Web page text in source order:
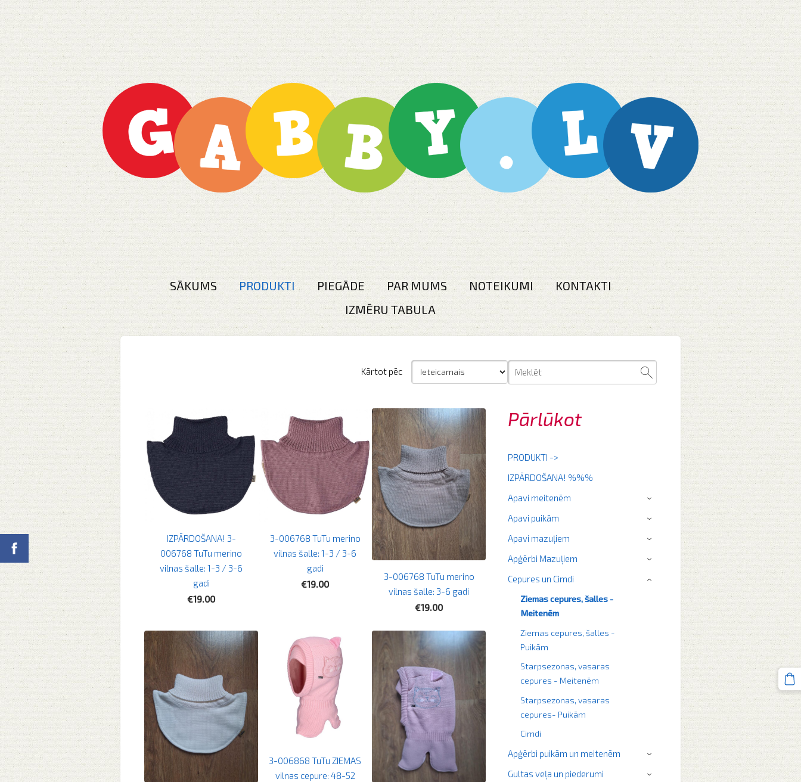
SĀKUMS PRODUKTI PIEGĀDE PAR MUMS NOTEIKUMI
KONTAKTI
IZMĒRU TABULA
Pārlūkot
PRODUKTI ->
IZPĀRDOŠANA! %%%
Apavi meitenēm
›
Apavi puikām ›
Apavi mazuļiem ›
Apģērbi Mazuļiem ›
Cepures un Cimdi
Ziemas cepures, šalles -
Meitenēm
Ziemas cepures, šalles -
Puikām
Starpsezonas, vasaras
cepures - Meitenēm
Starpsezonas, vasaras
cepures- Puikām
Cimdi
›
Apģērbi puikām un meitenēm ›
Gultas veļa un piederumi ›
Kārtot pēc
IZPĀRDOŠANA! 3-
006768 TuTu merino
vilnas šalle: 1-3 / 3-6
gadi
€19.00
3-006768 TuTu merino
vilnas šalle: 1-3 / 3-6
gadi
€19.00
3-006768 TuTu merino
vilnas šalle: 3-6 gadi
€19.00
3-006868 TuTu ZIEMAS
vilnas cepure: 48-52